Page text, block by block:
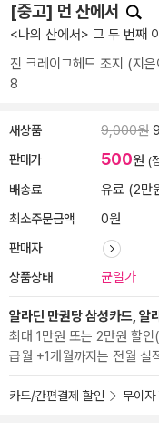
[중고] 먼 산에서
<나의 산에서> 그 두 번째
진 크레이그헤드 조지 (지은
8
새상품 9,000원
판매가 500원 (
배송료 유료 (2만
최소주문금액 0원
판매자
상품상태
균일가
알라딘 만권당 삼성카드, 알
최대 1만원 또는 2만원 할
급월 +1개월까지는 전월 실
카드/간편결제 할인 무이자